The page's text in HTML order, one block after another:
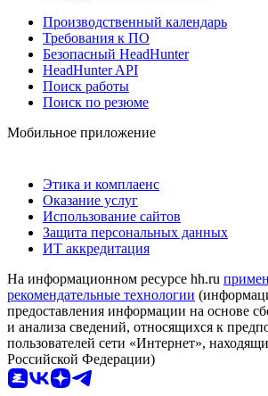
Производственный календарь
Требования к ПО
Безопасный HeadHunter
HeadHunter API
Поиск работы
Поиск по резюме
Мобильное приложение
Этика и комплаенс
Оказание услуг
Использование сайтов
Защита персональных данных
ИТ аккредитация
На информационном ресурсе hh.ru
рекомендательные технологии
предоставления информации на основе
и анализа сведений, относящихся к
пользователей сети «Интернет»,
Российской Федерации)